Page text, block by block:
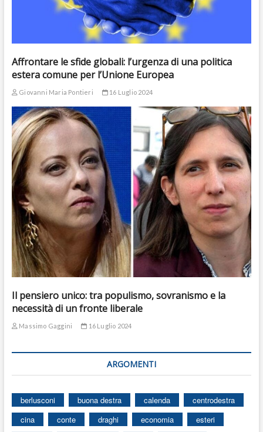
Affrontare le sfide globali: l’urgenza di una politica
estera comune per l’Unione Europea
Giovanni Maria Pontieri 16 Luglio 2024
Il pensiero unico: tra populismo, sovranismo e la
necessità di un fronte liberale
Massimo Gaggini 16 Luglio 2024
ARGOMENTI
berlusconi buona destra calenda
centrodestra
cina
conte draghi economia
esteri